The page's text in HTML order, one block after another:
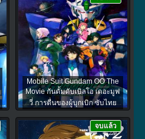
Mobile Suit Gundam OO The
Movie กันดั้มดับเบิลโอ เดอะมูฟ
วี่ การตื่นของผู้บุกเบิก ซับไทย
จบแล้ว